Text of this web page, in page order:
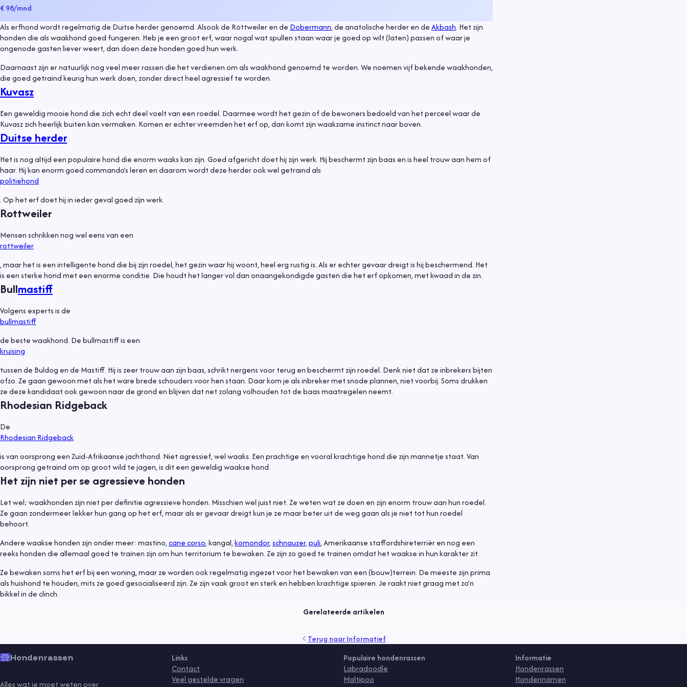
€ 98/mnd
Als erfhond wordt regelmatig de Duitse herder genoemd. Alsook de Rottweiler en de Dobermann, de anatolische herder en deAkbash. Het zijn
honden die als waakhond goed fungeren. Heb je een groot erf, waar nogal wat spullen staan waar je goed op wilt (laten) passen of waar je
ongenode gasten liever weert, dan doen deze honden goed hun werk.
Daarnaast zijn er natuurlijk nog veel meer rassen die het verdienen om als waakhond genoemd te worden. We noemen vijf bekende waakhonden,
die goed getraind keurig hun werk doen, zonder direct heel agressief te worden.
Kuvasz
Een geweldig mooie hond die zich echt deel voelt van een roedel. Daarmee wordt het gezin of de bewoners bedoeld van het perceel waar de
Kuvasz zich heerlijk buiten kan vermaken. Komen er echter vreemden het erf op, dan komt zijn waakzame instinct naar boven.
Duitse herder
Het is nog altijd een populaire hond die enorm waaks kan zijn. Goed afgericht doet hij zijn werk. Hij beschermt zijn baas en is heel trouw aan hem of
haar. Hij kan enorm goed commando’s leren en daarom wordt deze herder ook wel getraind als
politiehond
. Op het erf doet hij in ieder geval goed zijn werk.
Rottweiler
Mensen schrikken nog wel eens van een
rottweiler
, maar het is een intelligente hond die bij zijn roedel, het gezin waar hij woont, heel erg rustig is. Als er echter gevaar dreigt is hij beschermend. Het
is een sterke hond met een enorme conditie. Die houdt het langer vol dan onaangekondigde gasten die het erf opkomen, met kwaad in de zin.
Bullmastiff
Volgens experts is de
bullmastiff
de beste waakhond. De bullmastiff is een
kruising
tussen de Buldog en de Mastiff. Hij is zeer trouw aan zijn baas, schrikt nergens voor terug en beschermt zijn roedel. Denk niet dat ze inbrekers bijten
ofzo. Ze gaan gewoon met als het ware brede schouders voor hen staan. Daar kom je als inbreker met snode plannen, niet voorbij. Soms drukken
ze deze kandidaat ook gewoon naar de grond en blijven dat net zolang volhouden tot de baas maatregelen neemt.
Rhodesian Ridgeback
De
Rhodesian Ridgeback
is van oorsprong een Zuid-Afrikaanse jachthond. Niet agressief, wel waaks. Een prachtige en vooral krachtige hond die zijn mannetje staat. Van
oorsprong getraind om op groot wild te jagen, is dit een geweldig waakse hond.
Het zijn niet per se agressieve honden
Let wel; waakhonden zijn niet per definitie agressieve honden. Misschien wel juist niet. Ze weten wat ze doen en zijn enorm trouw aan hun roedel.
Ze gaan zondermeer lekker hun gang op het erf, maar als er gevaar dreigt kun je ze maar beter uit de weg gaan als je niet tot hun roedel
behoort.
Andere waakse honden zijn onder meer: mastino,cane corso, kangal,komondor,schnauzer,puli, Amerikaanse staffordshireterriër en nog een
reeks honden die allemaal goed te trainen zijn om hun territorium te bewaken. Ze zijn zo goed te trainen omdat het waakse in hun karakter zit.
Ze bewaken soms het erf bij een woning, maar ze worden ook regelmatig ingezet voor het bewaken van een (bouw)terrein. De meeste zijn prima
als huishond te houden, mits ze goed gesocialiseerd zijn. Ze zijn vaak groot en sterk en hebben krachtige spieren. Je raakt niet graag met zo’n
bikkel in de clinch.
Gerelateerde artikelen
Informatief 6 juli 2021
Hond uit asiel, waar moet je op letten?
Terug naarInformatief
Hondenrassen
Alles wat je moet weten over
Links
Contact
Veel gestelde vragen
Populaire hondenrassen
Labradoodle
Maltipoo
Informatie
Hondenrassen
Hondennamen